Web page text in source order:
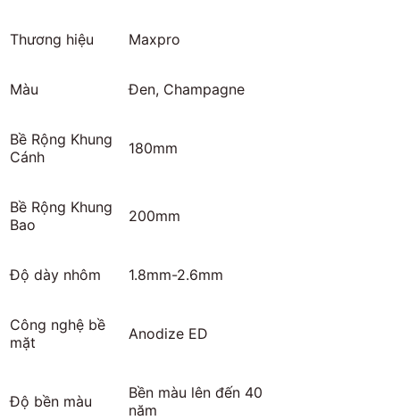
Thương hiệu Maxpro
Màu Đen, Champagne
Bề Rộng Khung
Cánh
180mm
Bề Rộng Khung
Bao
200mm
Độ dày nhôm 1.8mm-2.6mm
Công nghệ bề
mặt
Anodize ED
Độ bền màu
Bền màu lên đến 40
năm